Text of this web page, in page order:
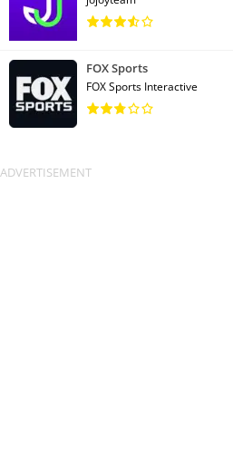
FOX Sports
FOX Sports Interactive